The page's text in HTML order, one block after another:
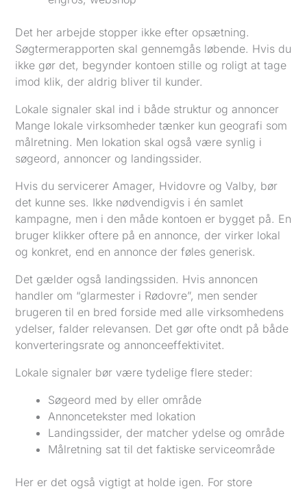
Det her arbejde stopper ikke efter opsætning.
Søgtermerapporten skal gennemgås løbende. Hvis du
ikke gør det, begynder kontoen stille og roligt at tage
imod klik, der aldrig bliver til kunder.
Lokale signaler skal ind i både struktur og annoncer
Mange lokale virksomheder tænker kun geografi som
målretning. Men lokation skal også være synlig i
søgeord, annoncer og landingssider.
Hvis du servicerer Amager, Hvidovre og Valby, bør
det kunne ses. Ikke nødvendigvis i én samlet
kampagne, men i den måde kontoen er bygget på. En
bruger klikker oftere på en annonce, der virker lokal
og konkret, end en annonce der føles generisk.
Det gælder også landingssiden. Hvis annoncen
handler om “glarmester i Rødovre”, men sender
brugeren til en bred forside med alle virksomhedens
ydelser, falder relevansen. Det gør ofte ondt på både
konverteringsrate og annonceeffektivitet.
Lokale signaler bør være tydelige flere steder:
Søgeord med by eller område
Annoncetekster med lokation
Landingssider, der matcher ydelse og område
Målretning sat til det faktiske serviceområde
Her er det også vigtigt at holde igen. For store